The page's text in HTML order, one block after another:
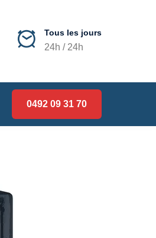
Tous les jours
24h / 24h
0492 09 31 70